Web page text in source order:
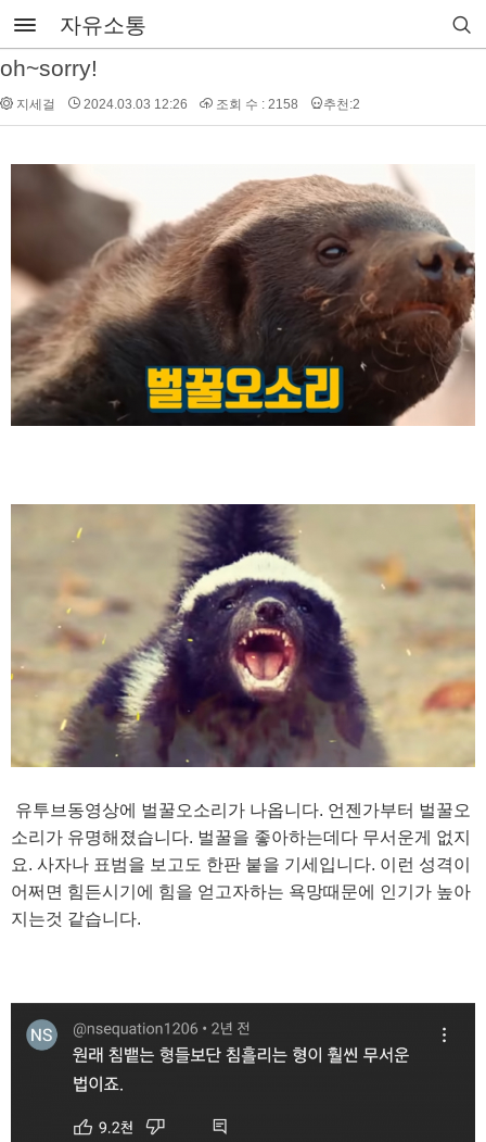
자유소통
oh~sorry!
지세걸 2024.03.03 12:26 조회 수 : 2158 추천:2
유투브동영상에 벌꿀오소리가 나옵니다. 언젠가부터 벌꿀오
소리가 유명해졌습니다. 벌꿀을 좋아하는데다 무서운게 없지
요. 사자나 표범을 보고도 한판 붙을 기세입니다. 이런 성격이
어쩌면 힘든시기에 힘을 얻고자하는 욕망때문에 인기가 높아
지는것 같습니다.